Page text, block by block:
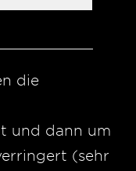
die
und dann um
(sehr